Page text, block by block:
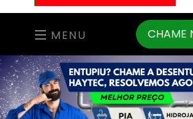
MENU CHAME